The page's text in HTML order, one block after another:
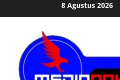
to
8 Agustus 2026